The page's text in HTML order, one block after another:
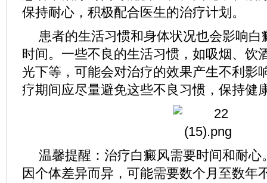
保持耐心，积极配合医生的治疗计划。
患者的生活习惯和身体状况也会影响白
时间。一些不良的生活习惯，如吸烟、饮
光下等，可能会对治疗的效果产生不利影
疗期间应尽量避免这些不良习惯，保持健
温馨提醒：治疗白癜风需要时间和耐心
因个体差异而异，可能需要数个月至数年